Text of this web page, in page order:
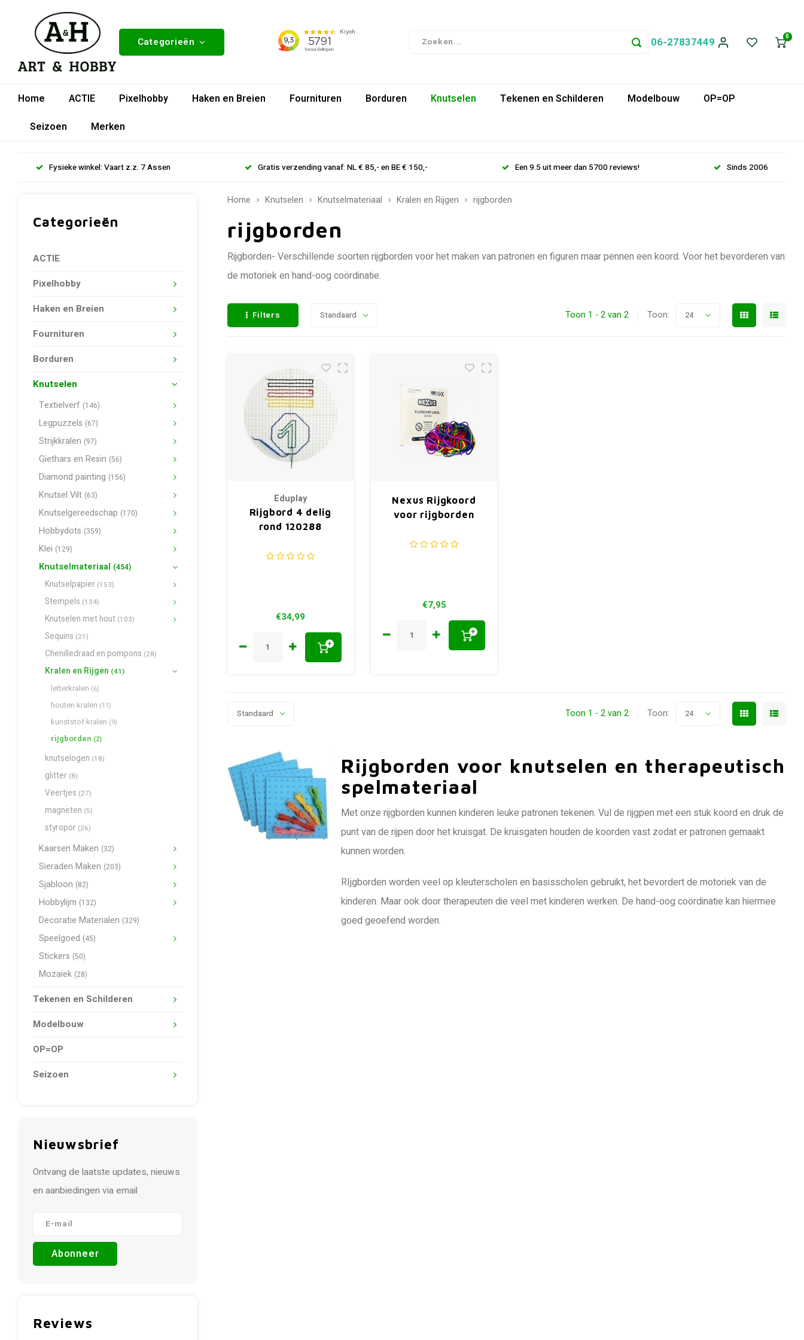
Categorieën 06-27837449 0
Home ACTIE Pixelhobby Haken en Breien Fournituren Borduren Knutselen Tekenen en Schilderen Modelbouw
OP=OP
Seizoen
Merken
Fysieke winkel: Vaart z.z. 7 Assen Gratis verzending vanaf: NL € 85,- en BE € 150,- Een 9.5 uit meer dan 5700 reviews! Sinds 2006
Categorieën
ACTIE
Pixelhobby
Haken en Breien
Fournituren
Borduren
Knutselen
Textielverf (146)
Legpuzzels (67)
Strijkkralen (97)
Giethars en Resin (56)
Diamond painting (156)
Knutsel Vilt (63)
Knutselgereedschap (170)
Hobbydots (359)
Klei (129)
Knutselmateriaal (454)
Knutselpapier (153)
Stempels (134)
Knutselen met hout (103)
Sequins (21)
Chenilledraad en pompons (28)
Kralen en Rijgen (41)
letterkralen (6)
houten kralen (11)
kunststof kralen (9)
rijgborden (2)
knutselogen (18)
glitter (8)
Veertjes (27)
magneten (5)
styropor (26)
Kaarsen Maken (32)
Sieraden Maken (203)
Sjabloon (82)
Hobbylijm (132)
Decoratie Materialen (329)
Speelgoed (45)
Stickers (50)
Mozaiek (28)
Tekenen en Schilderen
Modelbouw
OP=OP
Seizoen
Nieuwsbrief
Ontvang de laatste updates, nieuws
en aanbiedingen via email
Abonneer
Reviews
Home Knutselen Knutselmateriaal Kralen en Rijgen rijgborden
rijgborden
Rijgborden- Verschillende soorten rijgborden voor het maken van patronen en figuren maar pennen een koord. Voor het bevorderen van
de motoriek en hand-oog coördinatie.
Filters Standaard Toon 1 - 2 van 2 Toon: 24
Eduplay
Rijgbord 4 delig
rond 120288
€34,99
+
Nexus Rijgkoord
voor rijgborden
€7,95
+
Standaard Toon 1 - 2 van 2 Toon: 24
Rijgborden voor knutselen en therapeutisch
spelmateriaal
Met onze rijgborden kunnen kinderen leuke patronen tekenen. Vul de rijgpen met een stuk koord en druk de
punt van de rijpen door het kruisgat. De kruisgaten houden de koorden vast zodat er patronen gemaakt
kunnen worden.
RIjgborden worden veel op kleuterscholen en basisscholen gebruikt, het bevordert de motoriek van de
kinderen. Maar ook door therapeuten die veel met kinderen werken. De hand-oog coördinatie kan hiermee
goed geoefend worden.